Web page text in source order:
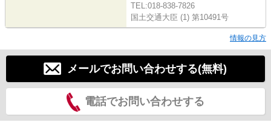
TEL:018-838-7826
国土交通大臣 (1) 第10491号
情報の見方
メールでお問い合わせする(無料)
電話でお問い合わせする